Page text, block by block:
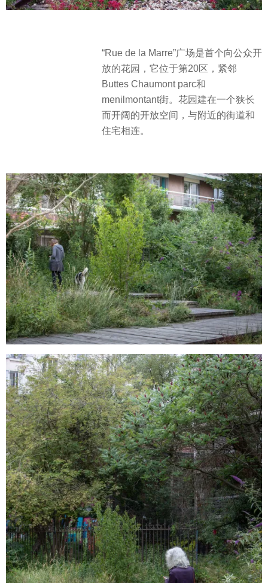
“Rue de la Marre”广场是首个向公众开
放的花园，它位于第20区，紧邻
Buttes Chaumont parc和
menilmontant街。花园建在一个狭长
而开阔的开放空间，与附近的街道和
住宅相连。